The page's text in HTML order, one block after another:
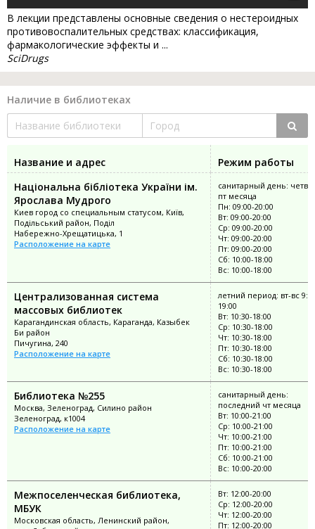
В лекции представлены основные сведения о нестероидных
противовоспалительных средствах: классификация,
фармакологические эффекты и ...
SciDrugs
Наличие в библиотеках
Название и адрес
Режим работы
Національна бібліотека України ім.
Ярослава Мудрого
Киев город со специальным статусом, Київ,
Подільський район, Поділ
Набережно-Хрещатицька, 1
Расположение на карте
санитарный день:
пт месяца
Пн: 09:00-20:00
Вт: 09:00-20:00
Ср: 09:00-20:00
Чт: 09:00-20:00
Пт: 09:00-20:00
Сб: 10:00-18:00
Вс: 10:00-18:00
Централизованная система
массовых библиотек
Карагандинская область, Караганда, Казыбек
Би район
Пичугина, 240
Расположение на карте
летний период: вт-вс
19:00
Вт: 10:30-18:00
Ср: 10:30-18:00
Чт: 10:30-18:00
Пт: 10:30-18:00
Сб: 10:30-18:00
Вс: 10:30-18:00
Библиотека №255
Москва, Зеленоград, Силино район
Зеленоград, к1004
Расположение на карте
санитарный день:
последний чт месяца
Вт: 10:00-21:00
Ср: 10:00-21:00
Чт: 10:00-21:00
Пт: 10:00-21:00
Сб: 10:00-21:00
Вс: 10:00-20:00
Межпоселенческая библиотека,
МБУК
Московская область, Ленинский район,
Вт: 12:00-20:00
Ср: 12:00-20:00
Чт: 12:00-20:00
Пт: 12:00-20:00